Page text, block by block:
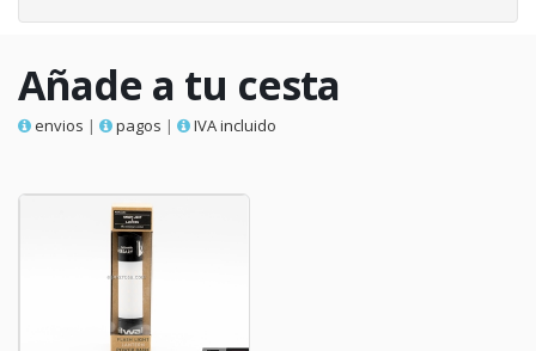
Añade a tu cesta
envios | pagos | IVA incluido